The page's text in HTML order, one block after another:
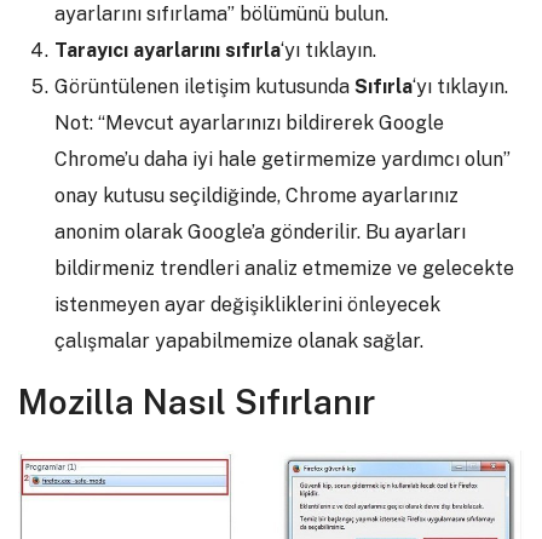
ayarlarını sıfırlama” bölümünü bulun.
Tarayıcı ayarlarını sıfırla‘yı tıklayın.
Görüntülenen iletişim kutusunda Sıfırla‘yı tıklayın.
Not: “Mevcut ayarlarınızı bildirerek Google
Chrome’u daha iyi hale getirmemize yardımcı olun”
onay kutusu seçildiğinde, Chrome ayarlarınız
anonim olarak Google’a gönderilir. Bu ayarları
bildirmeniz trendleri analiz etmemize ve gelecekte
istenmeyen ayar değişikliklerini önleyecek
çalışmalar yapabilmemize olanak sağlar.
Mozilla Nasıl Sıfırlanır